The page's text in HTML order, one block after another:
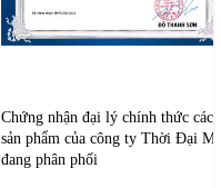
Chứng nhận đại lý chính thức các
sản phẩm của công ty Thời Đại
đang phân phối